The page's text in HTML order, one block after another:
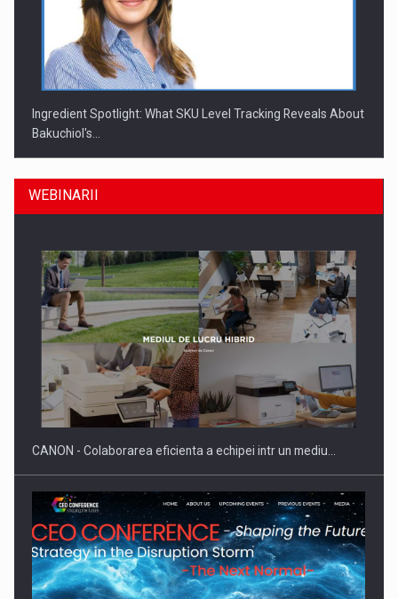
Ingredient Spotlight: What SKU Level Tracking Reveals About
Bakuchiol's…
Producatorii si comerciantii care nu se supun noilor
reglementari…
WEBINARII
CANON - Colaborarea eficienta a echipei intr un mediu…